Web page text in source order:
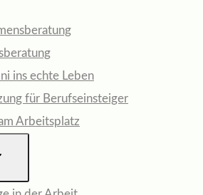
ins echte Leben
für Berufseinsteiger
Arbeitsplatz